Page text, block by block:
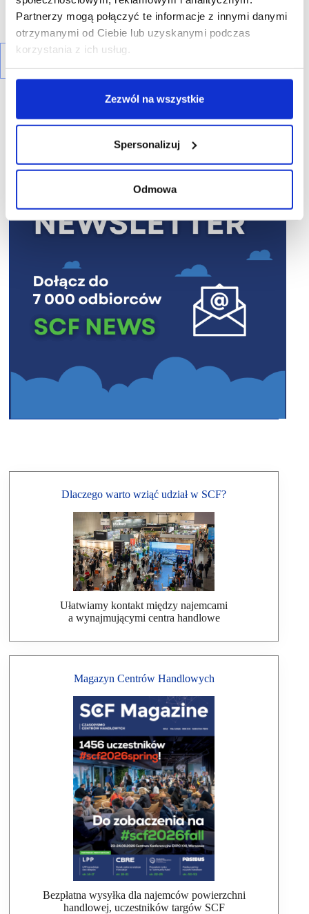
Partnerzy mogą połączyć te informacje z innymi danymi
otrzymanymi od Ciebie lub uzyskanymi podczas
korzystania z ich usług.
Zezwól na wszystkie
Spersonalizuj
Odmowa
R E K L A M A
Dlaczego warto wziąć udział w SCF?
Ułatwiamy kontakt między najemcami
a wynajmującymi centra handlowe
Magazyn Centrów Handlowych
Bezpłatna wysyłka dla najemców powierzchni
handlowej, uczestników targów SCF